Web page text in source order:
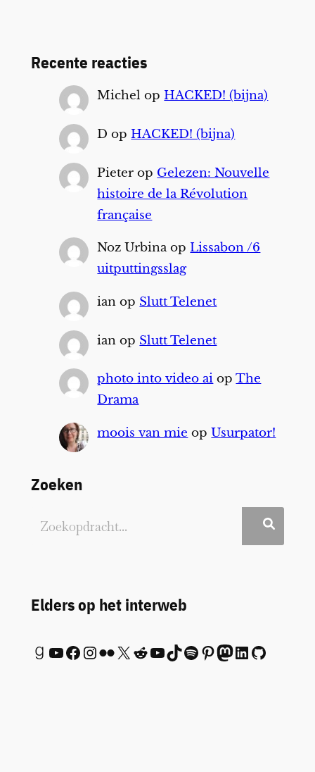
Recente reacties
Michel opHACKED! (bijna)
D opHACKED! (bijna)
Pieter op Gelezen: Nouvelle
histoire de la Révolution
française
Noz UrbinaopLissabon /6
uitputtingsslag
ian op Slutt Telenet
ian op Slutt Telenet
photo into video ai opThe
Drama
moois van mie opUsurpator!
Zoeken
Elders op het interweb
Goodreads YouTube Facebook InstagramFlickr X Reddit YouTube TikTok Spotify Pinterest Mastodon LinkedIn GitHub